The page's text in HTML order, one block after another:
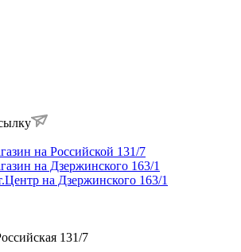
на Российской 131/7
на Дзержинского 163/1
на Дзержинского 163/1
131/7